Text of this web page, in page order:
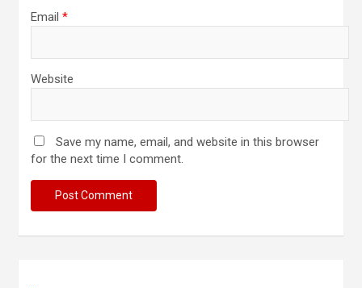
Email *
Website
Save my name, email, and website in this browser
for the next time I comment.